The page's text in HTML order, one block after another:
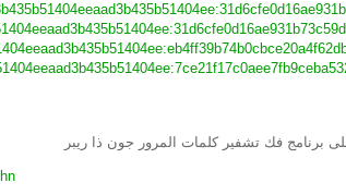
برنامج فك تشفير كلمات المرور جون ذا ريبر